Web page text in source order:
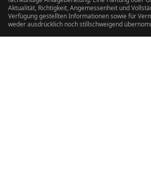
Aktualität, Richtigkeit, Angemessenheit und
Verfügung gestellten Informationen sowie für
weder ausdrücklich noch stillschweigend